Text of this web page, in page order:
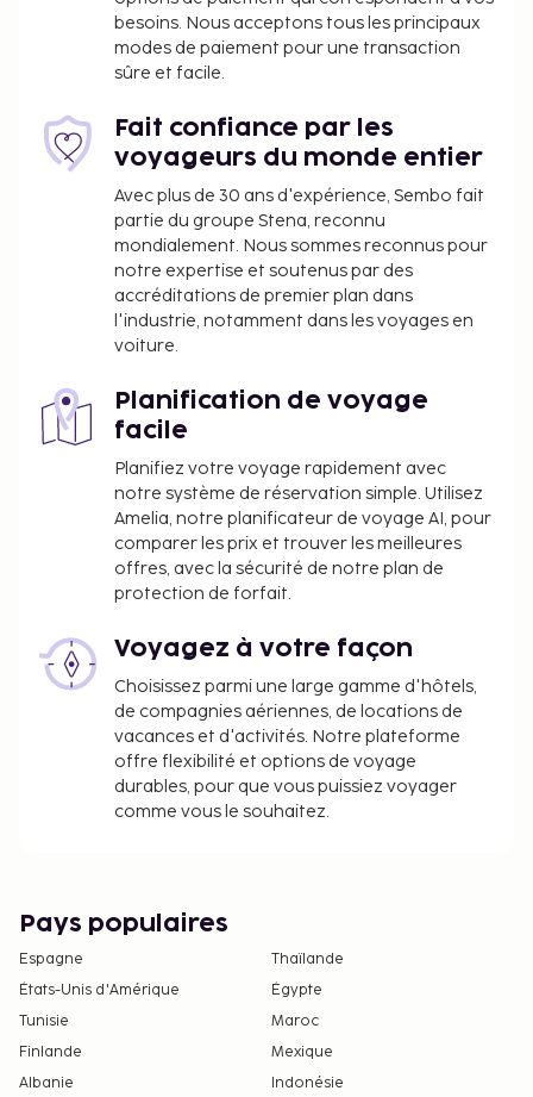
Vous devrez payer les frais suivants à
l’hébergement. Ces frais peuvent comprendre les
Un dépôt de garantie de 60 USD sera collecté
avant l’enregistrement.
Nous avons indiqué tous les frais dont
l'hébergement nous a fait part.
besoins. Nous acceptons tous les principaux
modes de paiement pour une transaction
sûre et facile.
Fait confiance par les
voyageurs du monde entier
Avec plus de 30 ans d'expérience, Sembo fait
partie du groupe Stena, reconnu
mondialement. Nous sommes reconnus pour
notre expertise et soutenus par des
accréditations de premier plan dans
l'industrie, notamment dans les voyages en
voiture.
Planification de voyage
facile
Planifiez votre voyage rapidement avec
notre système de réservation simple. Utilisez
Amelia, notre planificateur de voyage AI, pour
comparer les prix et trouver les meilleures
offres, avec la sécurité de notre plan de
protection de forfait.
Voyagez à votre façon
Choisissez parmi une large gamme d'hôtels,
de compagnies aériennes, de locations de
vacances et d'activités. Notre plateforme
offre flexibilité et options de voyage
durables, pour que vous puissiez voyager
comme vous le souhaitez.
Pays populaires
Espagne
Thaïlande
États-Unis d'Amérique
Égypte
Tunisie
Maroc
Finlande
Mexique
Albanie
Indonésie